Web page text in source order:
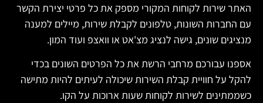
האתר שירות לקוחות המקורי מספק את כל פרטי יצירת הקשר
עם החברות השונות, טלפונים לקבלת שירות, מיילים למענה
מנציגים שונים, גישה לנציג מצ'אט או וואצפ ועוד המון.
אספנו עבורכם מרחבי הרשת את כל הפרטים השונים בכדי
להקל על חוויית קבלת השירות שיכולה לעיתים להיות מתישה
כשממתינים לשירות לקוחות שעות ארוכות על הקו.